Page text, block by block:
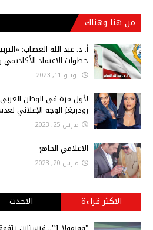
من هنا وهناك
أ‌. د. عبد الله الغصاب:
خطوات الاعتماد
يونيو 11, 2023
لأول مرة في الوطن
رودريغز الوجه الإعلاني
مارس 25, 2023
الاعلامي الجامع
مارس 20, 2023
الاكثر قراءة الاحدث